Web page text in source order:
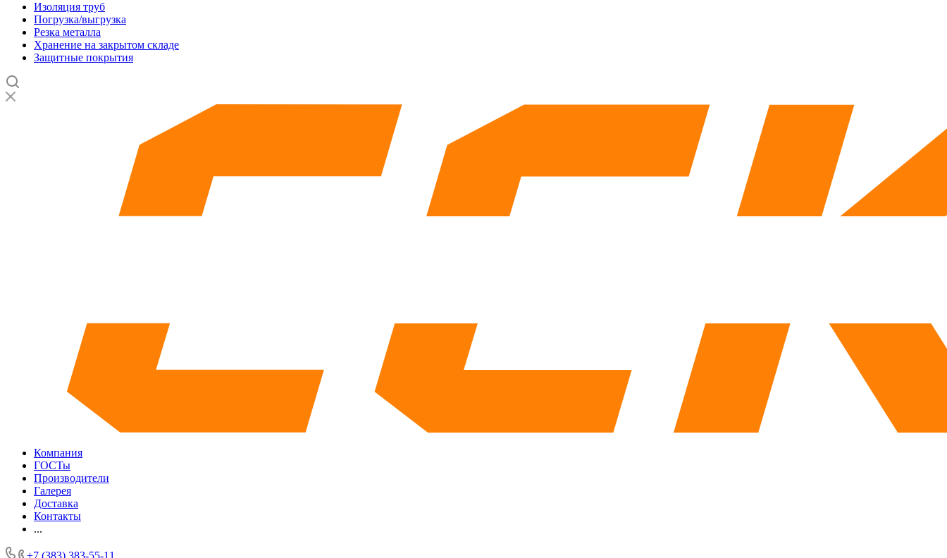
Изоляция труб
Погрузка/выгрузка
Резка металла
Хранение на закрытом складе
Защитные покрытия
Компания
ГОСТы
Производители
Галерея
Доставка
Контакты
...
+7 (383) 383-55-11